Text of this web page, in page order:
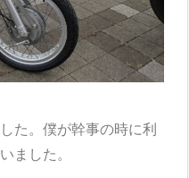
た。僕が幹事の時に利
ました。